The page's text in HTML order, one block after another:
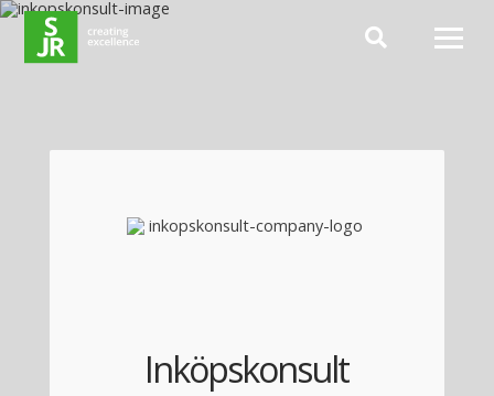
Hoppa till innehåll
Inköpskonsult